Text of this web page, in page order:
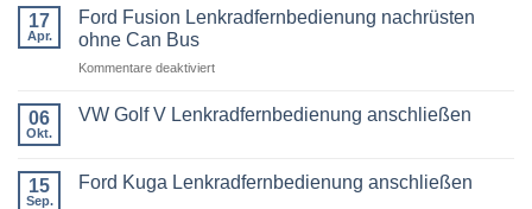
Radio
Tausch
1
DIN
DIN
Passat
was
benötigt
17
Apr.
Ford Fusion Lenkradfernbedienung nachrüsten
ohne Can Bus
Kommentare deaktiviertfür
Fusion
Can
06
Okt.
VW Golf V Lenkradfernbedienung anschließen
VW
15
Sep.
Ford Kuga Lenkradfernbedienung anschließen